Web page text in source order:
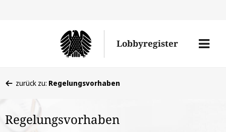
Lobbyregister
Menü
befinden
hier:
zurück zu: Regelungsvorhaben
Regelungsvorhaben